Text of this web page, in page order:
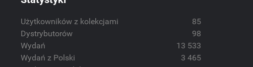
Użytkowników z kolekcjami
85
Dystrybutorów
98
Wydań
13 533
Wydań z Polski
3 465